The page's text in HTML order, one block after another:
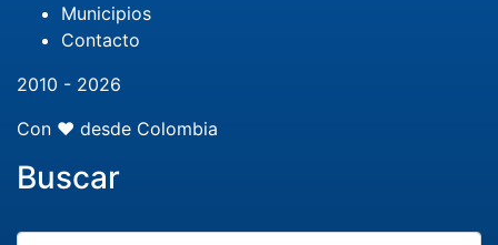
Municipios
Contacto
2010 - 2026
Con ❤️ desde Colombia
Buscar